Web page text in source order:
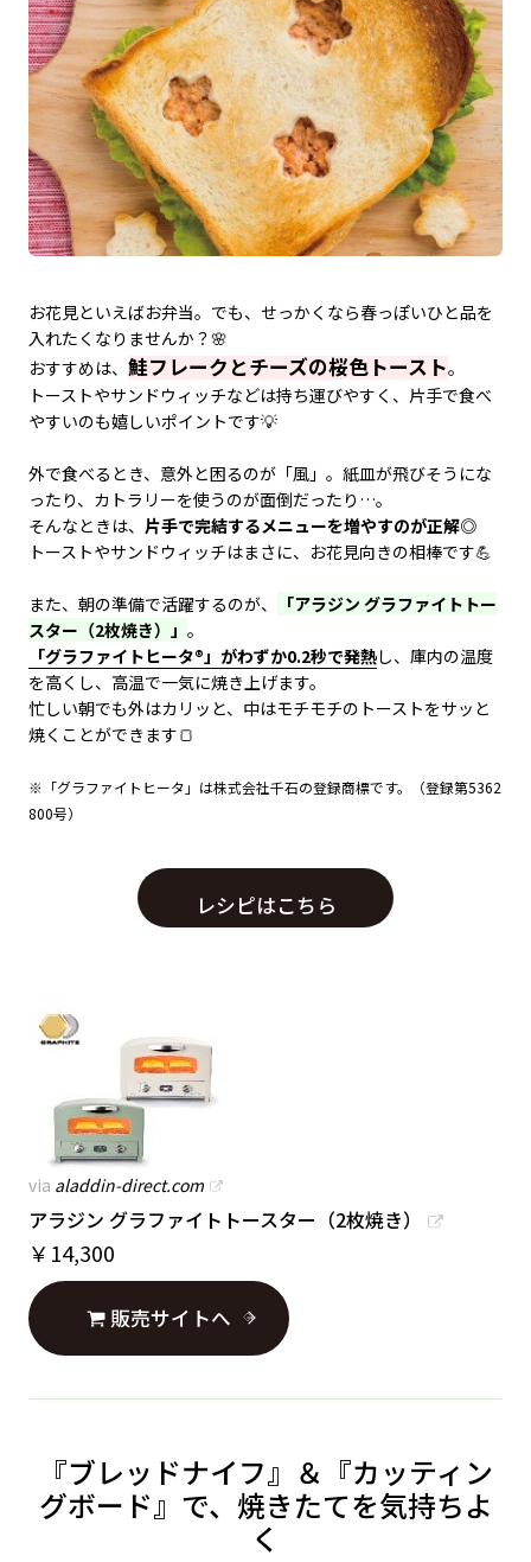
お花見といえばお弁当。でも、せっかくなら春っぽいひと品を
入れたくなりませんか？🌸
おすすめは、 鮭フレークとチーズの桜色トースト。
トーストやサンドウィッチなどは持ち運びやすく、片手で食べ
やすいのも嬉しいポイントです💡
外で食べるとき、意外と困るのが「風」。紙皿が飛びそうにな
ったり、カトラリーを使うのが面倒だったり…。
そんなときは、 片手で完結するメニューを増やすのが正解◎
トーストやサンドウィッチはまさに、お花見向きの相棒です💪
また、朝の準備で活躍するのが、
「アラジン グラファイトトー
スター（2枚焼き）」 。
​「グラファイトヒータ®」がわずか0.2秒で発熱し、庫内の温度
を高くし、高温で一気に焼き上げます。
忙しい朝でも外はカリッと、中はモチモチのトーストをサッと
焼くことができます🍞
※「グラファイトヒータ」は株式会社千石の登録商標です。（登録第5362
800号）
レシピはこちら
via aladdin-direct.com
アラジン グラファイトトースター（2枚焼き）
￥ 14,300
販売サイトへ
『ブレッドナイフ』＆『カッティン
グボード』で、焼きたてを気持ちよ
く